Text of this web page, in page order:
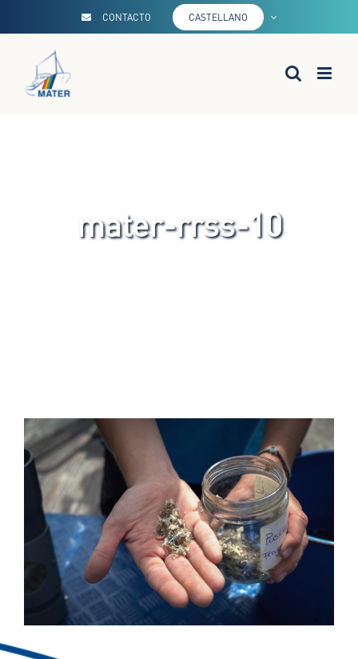
contenido
CONTACTO CASTELLANO
mater-rrss-10